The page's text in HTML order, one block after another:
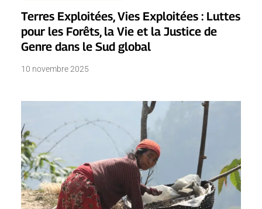
Terres Exploitées, Vies Exploitées : Luttes
pour les Forêts, la Vie et la Justice de
Genre dans le Sud global
10 novembre 2025